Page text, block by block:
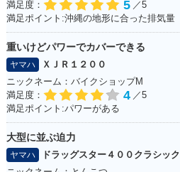
満足度：
5 ／5
満足ポイント:沖縄の地形に合った排気量
重いけどパワーでカバーできる
ヤマハ
ＸＪＲ１２００
ニックネーム：バイクショップM
満足度：
4 ／5
満足ポイント:パワーがある
大型に並ぶ迫力
ヤマハ
ドラッグスター４００クラシック